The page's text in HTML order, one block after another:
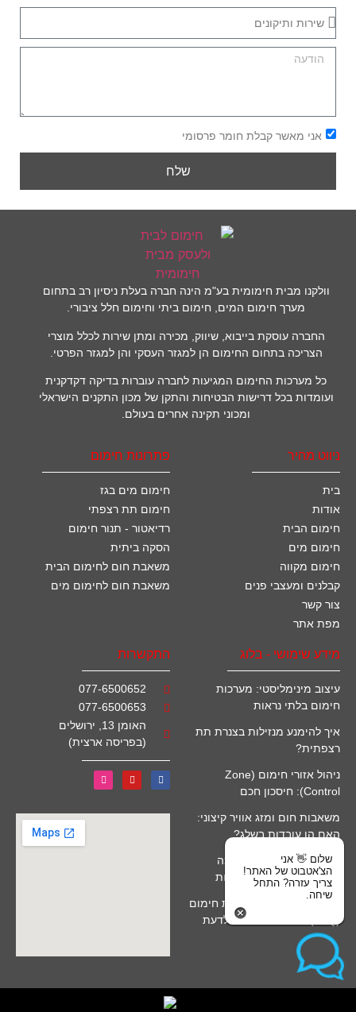
אני מאשר קבלת חומר פרסומי
שלח
וולקנו מבית חימומית בע"מ הינה חברה בעלת ניסיון רב בתחום
מערך חימום המים, חימום ביתי וחימום חלל ציבורי.
החברה עוסקת בייבוא, שיווק, מכירה ומתן שירות לכלל מוצרי
הצריכה בתחום החימום הן למגזר העסקי והן למגזר הפרטי.
כל מערכות החימום המגיעות לחברה עוברות בדיקה דקדקנית
ועומדות בכל דרישות הבטיחות והתקן של מכון התקנים הישראלי
ומכוני תקינה אחרים בעולם.
ניווט מהיר
בית
אודות
חימום הבית
חימום מים
חימום מקווה
קבלנים ומעצבי פנים
צור קשר
מפת אתר
פתרונות חימום
חימום מים בגז
חימום תת רצפתי
רדיאטור - תנור חימום
הסקה ביתית
משאבת חום לחימום הבית
משאבת חום לחימום מים
מידע שימושי - בלוג
עיצוב מינימליסטי: מערכות
חימום בלתי נראות
איך להימנע מנזילות בצנרת תת
רצפתית?
ניהול אזורי חימום (Zone
Control): חיסכון חכם
משאבות חום ומזג אוויר קיצוני:
האם הן עובדות בשלג?
חימום מים סולארי לבריכה
(קולטים): יתרונות ומגבלות
שאלות נפוצות על התקנת חימום
(FAQ): כל מה שרציתם לדעת
התקשרות
077-6500652
077-6500653
האומן 13, ירושלים
(בפריסה ארצית)
שלום 👋 אני
הצ'אטבוט של האתר!
צריך עזרה? התחל
שיחה.